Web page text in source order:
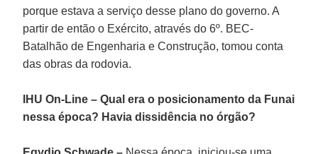
porque estava a serviço desse plano do governo. A
partir de então o Exército, através do 6º. BEC-
Batalhão de Engenharia e Construção, tomou conta
das obras da rodovia.
IHU On-Line – Qual era o posicionamento da Funai
nessa época? Havia dissidência no órgão?